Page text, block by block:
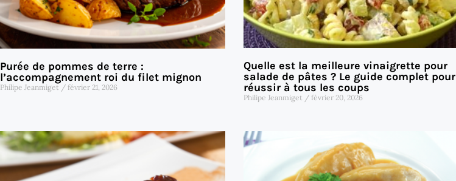
Purée de pommes de terre :
l’accompagnement roi du filet mignon
Philipe Jeanmiget février 21, 2026
Quelle est la meilleure vinaigrette pour
salade de pâtes ? Le guide complet pour
réussir à tous les coups
Philipe Jeanmiget février 20, 2026